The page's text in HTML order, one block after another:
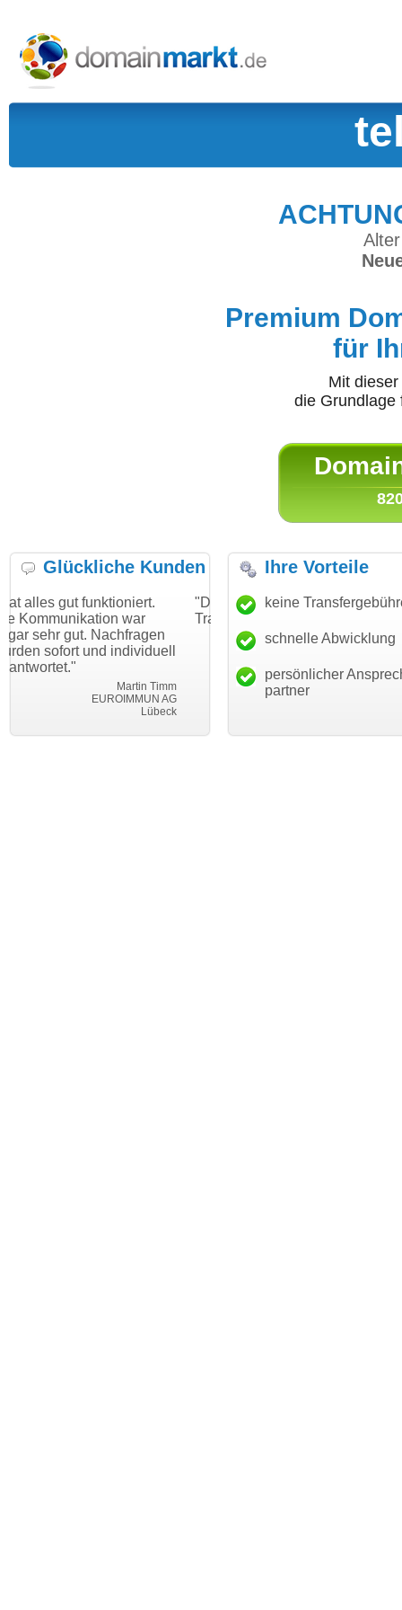
Premium
für
Mit
die
Glückliche Kunden
war
individuell
"Danke für den schnellen
Transfer und guten Service!"
Thomas Schäfer
i can eckert communication GmbH
"Ich bin
haben. Die
mein Business
Ihre Vorteile
keine
schnelle Abwicklung
persönlicher
partner